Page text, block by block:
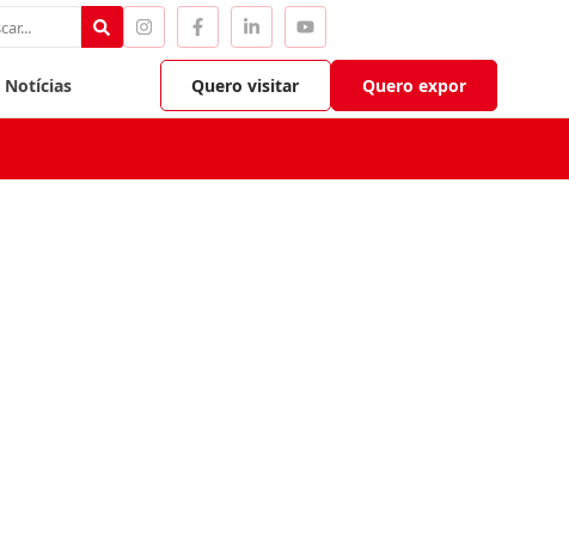
Notícias Quero visitar Quero expor